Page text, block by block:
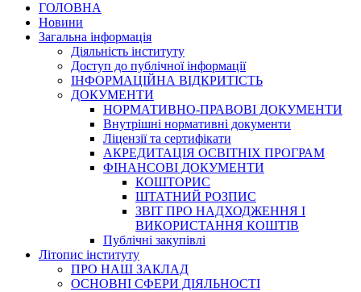
ГОЛОВНА
Новини
Загальна інформація
Діяльність інституту
Доступ до публічної інформації
ІНФОРМАЦІЙНА ВІДКРИТІСТЬ
ДОКУМЕНТИ
НОРМАТИВНО-ПРАВОВІ ДОКУМЕНТИ
Внутрішні нормативні документи
Ліцензії та сертифікати
АКРЕДИТАЦІЯ ОСВІТНІХ ПРОГРАМ
ФІНАНСОВІ ДОКУМЕНТИ
КОШТОРИС
ШТАТНИЙ РОЗПИС
ЗВІТ ПРО НАДХОДЖЕННЯ І
ВИКОРИСТАННЯ КОШТІВ
Публічні закупівлі
Літопис інституту
ПРО НАШ ЗАКЛАД
ОСНОВНІ СФЕРИ ДІЯЛЬНОСТІ